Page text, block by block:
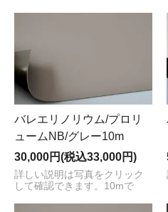
バレエリノリウム/プロリ
ュームNB/グレー10m
30,000円(税込33,000円)
詳しい説明は写真をクリック
して確認できます。10mで